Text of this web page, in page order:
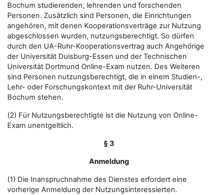
Bochum studierenden, lehrenden und forschenden
Personen. Zusätzlich sind Personen, die Einrichtungen
angehören, mit denen Kooperationsverträge zur Nutzung
abgeschlossen wurden, nutzungsberechtigt. So dürfen
durch den UA-Ruhr-Kooperationsvertrag auch Angehörige
der Universität Duisburg-Essen und der Technischen
Universität Dortmund Online-Exam nutzen. Des Weiteren
sind Personen nutzungsberechtigt, die in einem Studien-,
Lehr- oder Forschungskontext mit der Ruhr-Universität
Bochum stehen.
(2) Für Nutzungsberechtigte ist die Nutzung von Online-
Exam unentgeltlich.
§ 3
Anmeldung
(1) Die Inanspruchnahme des Dienstes erfordert eine
vorherige Anmeldung der Nutzungsinteressierten.